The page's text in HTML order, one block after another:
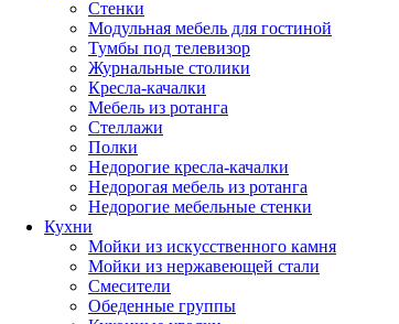
Стенки
Модульная мебель для гостиной
Тумбы под телевизор
Журнальные столики
Кресла-качалки
Мебель из ротанга
Стеллажи
Полки
Недорогие кресла-качалки
Недорогая мебель из ротанга
Недорогие мебельные стенки
Кухни
Мойки из искусственного камня
Мойки из нержавеющей стали
Смесители
Обеденные группы